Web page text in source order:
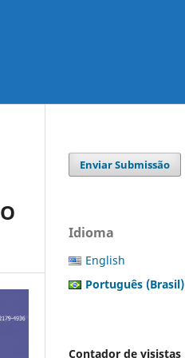
Enviar Submissão
Idioma
English
Português (Brasil)
Contador de visistas